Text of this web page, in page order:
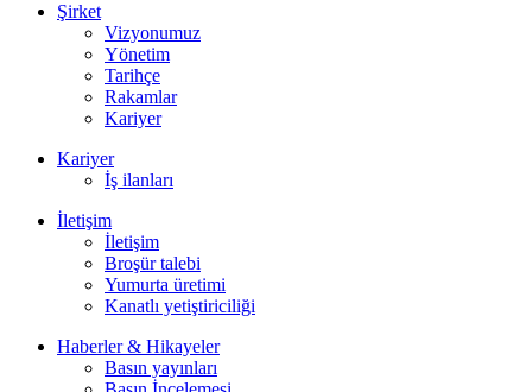
Şirket
Vizyonumuz
Yönetim
Tarihçe
Rakamlar
Kariyer
Kariyer
İş ilanları
İletişim
İletişim
Broşür talebi
Yumurta üretimi
Kanatlı yetiştiriciliği
Haberler & Hikayeler
Basın yayınları